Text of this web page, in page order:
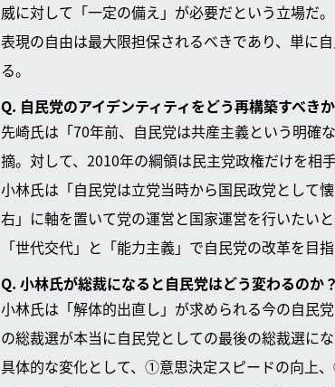
威に対して「一定の備え」が必要だという立場だ。
表現の自由は最大限担保されるべきであり、単に
る。
Q. 自民党のアイデンティティをどう再構築すべき
先崎氏は「70年前、自民党は共産主義という明確
摘。対して、2010年の綱領は民主党政権だけを相
小林氏は「自民党は立党当時から国民政党として
右」に軸を置いて党の運営と国家運営を行いたいと
「世代交代」と「能力主義」で自民党の改革を目
Q. 小林氏が総裁になると自民党はどう変わるのか？
小林氏は「解体的出直し」が求められる今の自民
の総裁選が本当に自民党としての最後の総裁選に
具体的な変化として、①意思決定スピードの向上